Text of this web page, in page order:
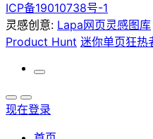
ICP备19010738号-1
灵感创意: Lapa网页灵感图库
Product Hunt 迷你单页狂热
现在登录